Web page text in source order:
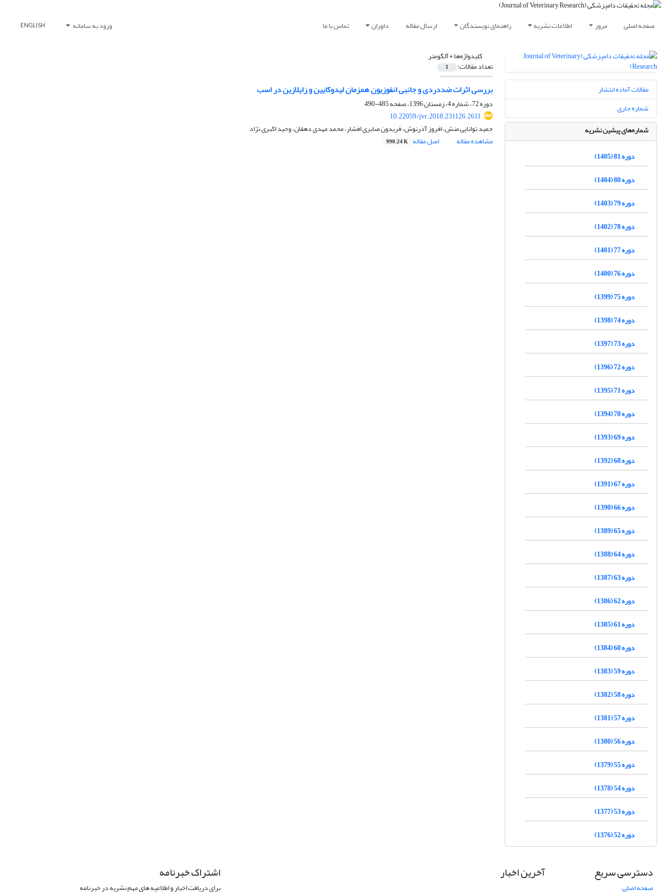
صفحه اصلی مرور اطلاعات نشریه راهنمای نویسندگان ارسال مقاله داوران تماس با ما ورود به سامانه ENGLISH
کلیدواژه‌ها =آلگومتر
تعداد مقالات: 1
بررسی اثرات ضددردی و جانبی انفوزیون همزمان لیدوکایین و زایلازین در اسب
دوره 72، شماره 4، زمستان 1396، صفحه
485-490
10.22059/jvr.2018.231126.2611
حمید توانایی منش، افروز آذرنوش، فریدون صابری افشار، محمد مهدی دهقان، وحید اکبری نژاد
مشاهده مقاله
اصل مقاله 990.24 K
مقالات آماده انتشار
شماره جاری
شماره‌های پیشین نشریه
دوره 81 (1405)
دوره 80 (1404)
دوره 79 (1403)
دوره 78 (1402)
دوره 77 (1401)
دوره 76 (1400)
دوره 75 (1399)
دوره 74 (1398)
دوره 73 (1397)
دوره 72 (1396)
دوره 71 (1395)
دوره 70 (1394)
دوره 69 (1393)
دوره 68 (1392)
دوره 67 (1391)
دوره 66 (1390)
دوره 65 (1389)
دوره 64 (1388)
دوره 63 (1387)
دوره 62 (1386)
دوره 61 (1385)
دوره 60 (1384)
دوره 59 (1383)
دوره 58 (1382)
دوره 57 (1381)
دوره 56 (1380)
دوره 55 (1379)
دوره 54 (1378)
دوره 53 (1377)
دوره 52 (1376)
دسترسی سریع
صفحه اصلی
آخرین اخبار اشتراک خبرنامه
برای دریافت اخبار و اطلاعیه های مهم نشریه در خبرنامه